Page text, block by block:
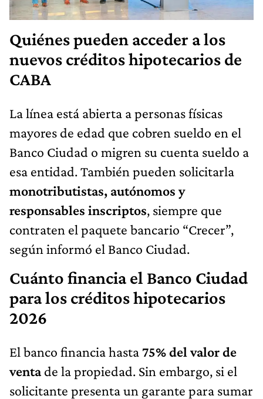
Quiénes pueden acceder a los
nuevos créditos hipotecarios de
CABA
La línea está abierta a personas físicas
mayores de edad que cobren sueldo en el
Banco Ciudad o migren su cuenta sueldo a
esa entidad. También pueden solicitarla
monotributistas, autónomos y
responsables inscriptos, siempre que
contraten el paquete bancario “Crecer”,
según informó el Banco Ciudad.
Cuánto financia el Banco Ciudad
para los créditos hipotecarios
2026
El banco financia hasta 75% del valor de
ventade la propiedad. Sin embargo, si el
solicitante presenta un garante para sumar